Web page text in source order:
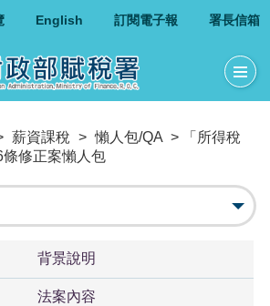
English 訂閱電子報 署長信箱
薪資課稅 > 懶人包/QA > 「所得稅
修正案懶人包
背景說明
法案內容